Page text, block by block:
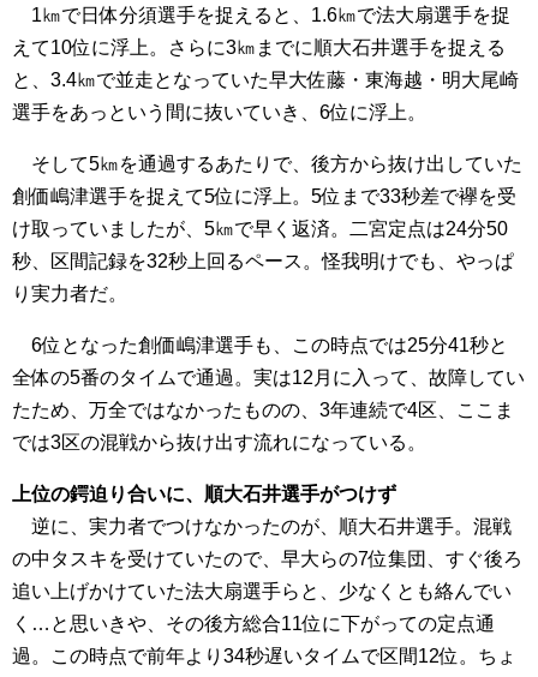
1㎞で日体分須選手を捉えると、1.6㎞で法大扇選手を捉
えて10位に浮上。さらに3㎞までに順大石井選手を捉える
と、3.4㎞で並走となっていた早大佐藤・東海越・明大尾崎
選手をあっという間に抜いていき、6位に浮上。
そして5㎞を通過するあたりで、後方から抜け出していた
創価嶋津選手を捉えて5位に浮上。5位まで33秒差で襷を受
け取っていましたが、5㎞で早く返済。二宮定点は24分50
秒、区間記録を32秒上回るペース。怪我明けでも、やっぱ
り実力者だ。
6位となった創価嶋津選手も、この時点では25分41秒と
全体の5番のタイムで通過。実は12月に入って、故障してい
たため、万全ではなかったものの、3年連続で4区、ここま
では3区の混戦から抜け出す流れになっている。
上位の鍔迫り合いに、順大石井選手がつけず
逆に、実力者でつけなかったのが、順大石井選手。混戦
の中タスキを受けていたので、早大らの7位集団、すぐ後ろ
追い上げかけていた法大扇選手らと、少なくとも絡んでい
く…と思いきや、その後方総合11位に下がっての定点通
過。この時点で前年より34秒遅いタイムで区間12位。ちょ